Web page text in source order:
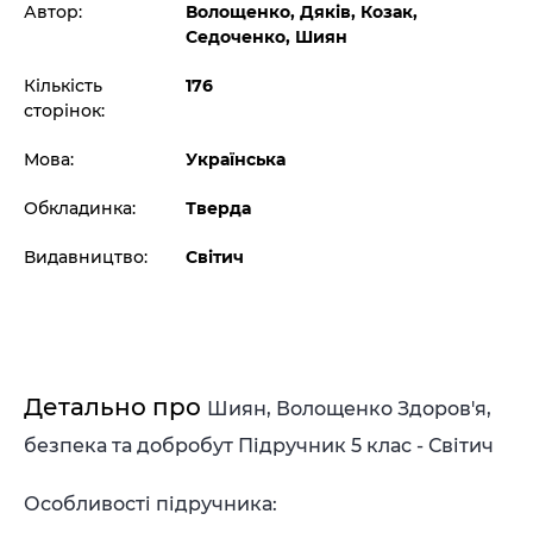
Автор:
Волощенко, Дяків, Козак,
Седоченко, Шиян
Кількість
сторінок:
176
Мова: Українська
Обкладинка: Тверда
Видавництво: Світич
Детально про Шиян, Волощенко Здоров'я,
безпека та добробут Підручник 5 клас - Світич
Особливості підручника: